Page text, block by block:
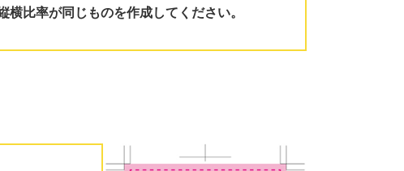
比率が同じものを作成してください。